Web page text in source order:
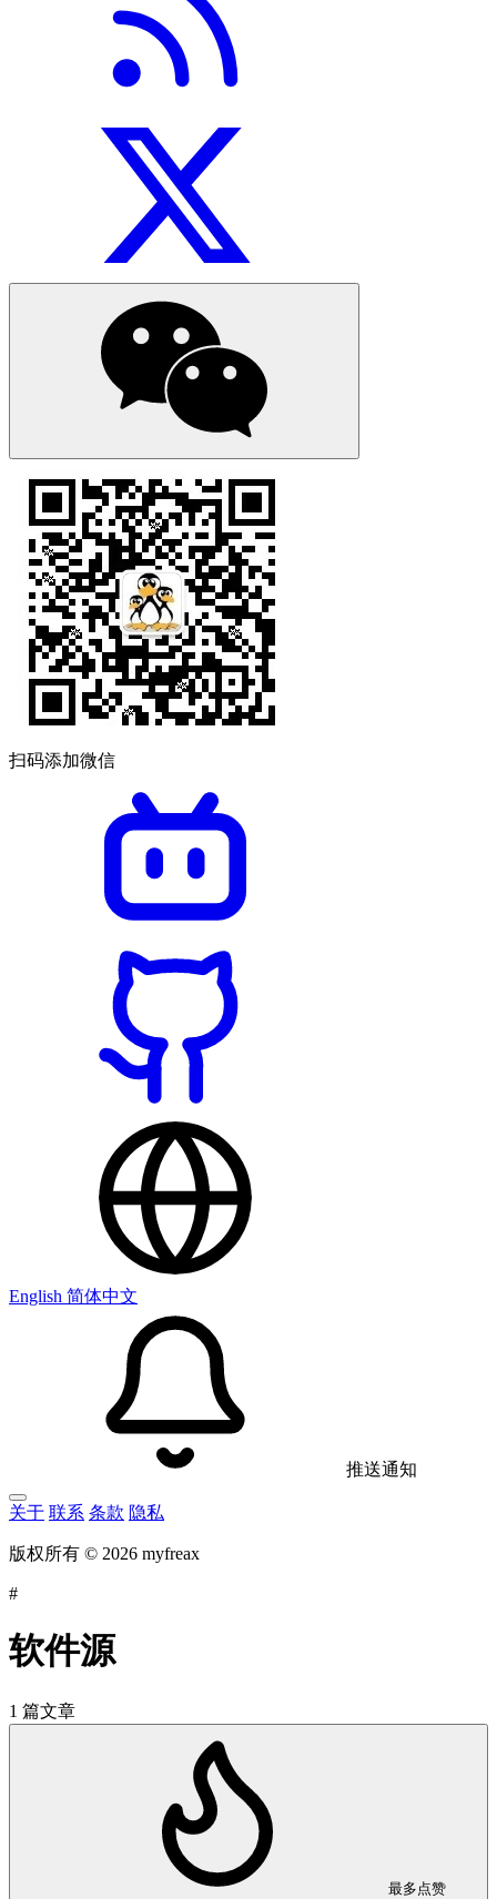
扫码添加微信
English 简体中文
推送通知
关于 联系 条款 隐私
版权所有 © 2026 myfreax
#
软件源
1 篇文章
最多点赞